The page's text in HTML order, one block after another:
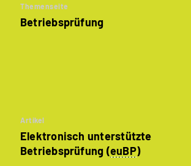
Themenseite
Betriebsprüfung
Artikel
Elektronisch unterstützte
Betriebsprüfung (euBP)